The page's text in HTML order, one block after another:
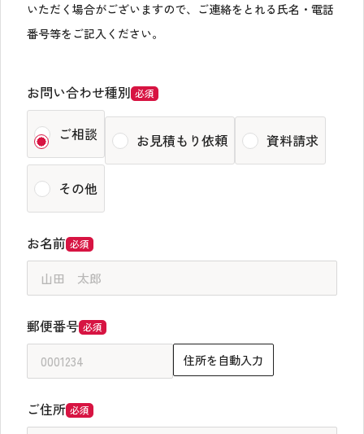
CSRの取り組み
IR情報
採用情報
お問い合わせ
いただく場合がございますので、ご連絡をとれる氏名・電話
番号等をご記入ください。
お問い合わせ種別 必須
ご相談 お見積もり依頼 資料請求
その他
お名前 必須
郵便番号 必須
住所を自動入力
ご住所 必須